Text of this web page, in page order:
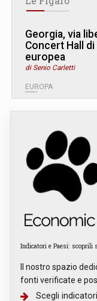
Georgia, via
Concert Hall
europea
di Senio Carletti
EUROPA
Indicatori e Paesi: scoprili
Il nostro spazio
fonti verificate e
Scegli